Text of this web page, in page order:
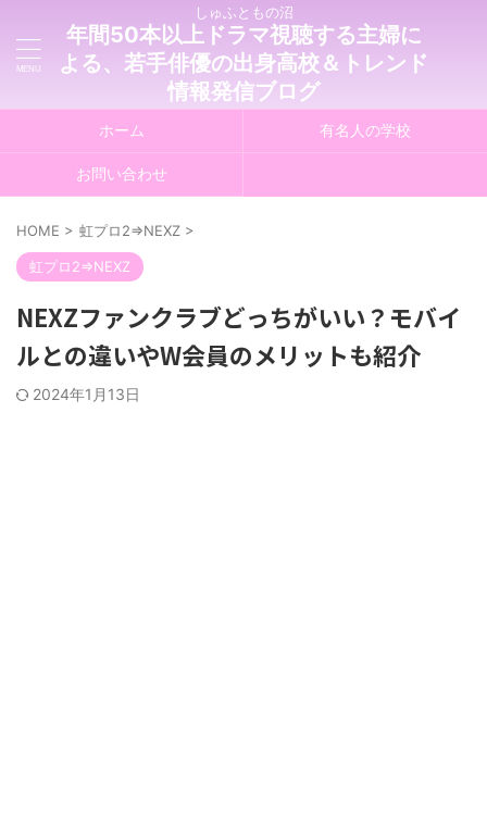
しゅふともの沼
年間50本以上ドラマ視聴する主婦に
よる、若手俳優の出身高校＆トレンド
情報発信ブログ
ホーム 有名人の学校
お問い合わせ
HOME > 虹プロ2⇒NEXZ >
虹プロ2⇒NEXZ
NEXZファンクラブどっちがいい？モバイ
ルとの違いやW会員のメリットも紹介
2024年1月13日